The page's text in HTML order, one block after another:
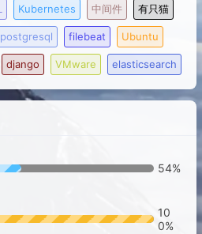
Kubernetes 中间件 有只猫
postgresql filebeat Ubuntu
django VMware elasticsearch
54%
10
0%